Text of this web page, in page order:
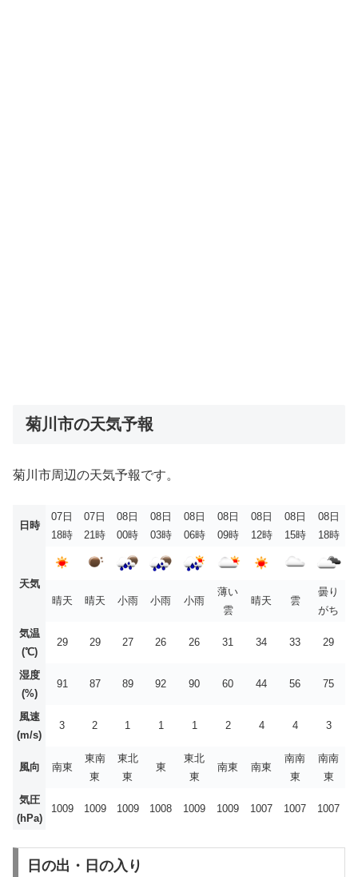
菊川市の天気予報
菊川市周辺の天気予報です。
日時
07日
18時
07日
21時
08日
00時
08日
03時
08日
06時
08日
09時
08日
12時
08日
15時
08日
18時
天気
晴天
晴天 小雨 小雨 小雨
薄い
雲
晴天 雲
曇り
がち
気温
(℃)
29 29 27 26 26 31 34 33 29
湿度
(%)
91 87 89 92 90 60 44 56 75
風速
(m/s)
3 2 1 1 1 2 4 4 3
風向 南東
東南
東
東北
東
東
東北
東
南東 南東
南南
東
南南
東
気圧
(hPa)
1009 1009 1009 1008 1009 1009 1007 1007 1007
日の出・日の入り